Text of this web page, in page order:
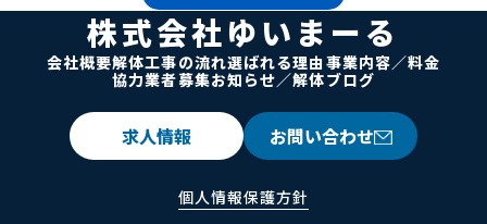
株式会社ゆいまーる
会社概要解体工事の流れ選ばれる理由 事業内容／料金
協力業者募集お知らせ／解体ブログ
求人情報 お問い合わせ
個人情報保護方針